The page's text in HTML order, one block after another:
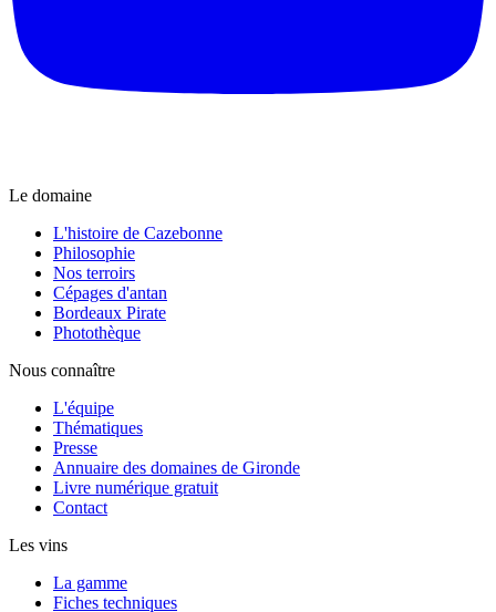
Le domaine
L'histoire de Cazebonne
Philosophie
Nos terroirs
Cépages d'antan
Bordeaux Pirate
Photothèque
Nous connaître
L'équipe
Thématiques
Presse
Annuaire des domaines de Gironde
Livre numérique gratuit
Contact
Les vins
La gamme
Fiches techniques